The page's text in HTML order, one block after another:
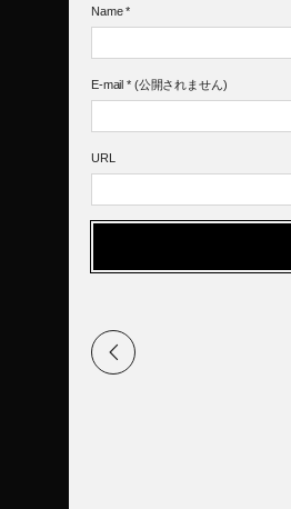
Name *
E-mail *(公開されません)
URL